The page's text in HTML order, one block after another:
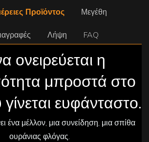
Προϊόντος Μεγέθη
Λήψη FAQ
ονειρεύεται η
μπροστά στο
γίνεται ευφάνταστο.
ένα μέλλον, μια συνείδηση, μια σπίθα
ουράνιας φλόγας.